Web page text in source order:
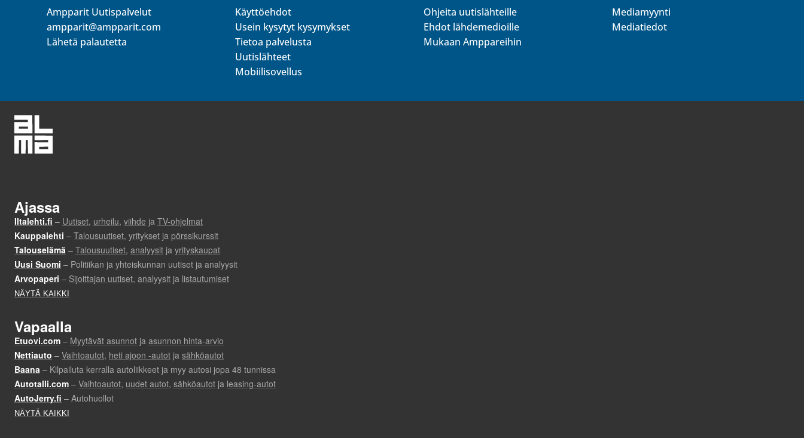
Ampparit Uutispalvelut
ampparit@ampparit.com
Lähetä palautetta
Käyttöehdot
Usein kysytyt kysymykset
Tietoa palvelusta
Uutislähteet
Mobiilisovellus
Ohjeita uutislähteille
Ehdot lähdemedioille
Mukaan Amppareihin
Mediamyynti
Mediatiedot